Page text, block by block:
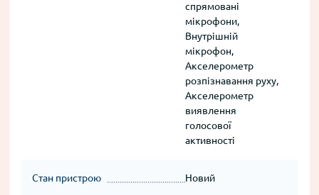
спрямовані
мікрофони,
Внутрішній
мікрофон,
Акселерометр
розпізнавання руху,
Акселерометр
виявлення
голосової
активності
Стан пристрою Новий